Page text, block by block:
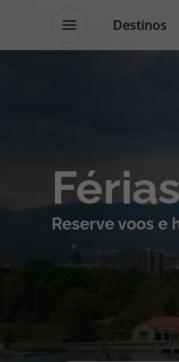
Destinos
Voos
Hotéis
Voos + Hotel
Reserve voos e